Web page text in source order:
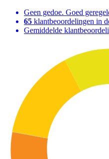
Geen gedoe. Goed
65 klantbeoordelingen in
Gemiddelde